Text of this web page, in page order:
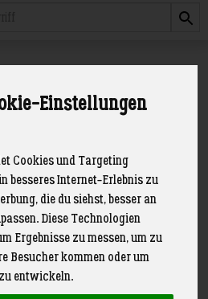
Einstellungen
Cookies und Targeting
besseres Internet-Erlebnis zu
die du siehst, besser an
Diese Technologien
Ergebnisse zu messen, um zu
Besucher kommen oder um
entwickeln.
1 von 89
Allergene